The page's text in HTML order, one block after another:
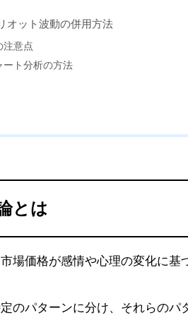
オット波動の併用方法
注意点
ート分析の方法
とは
場価格が感情や心理の変化に基
のパターンに分け、それらのパ